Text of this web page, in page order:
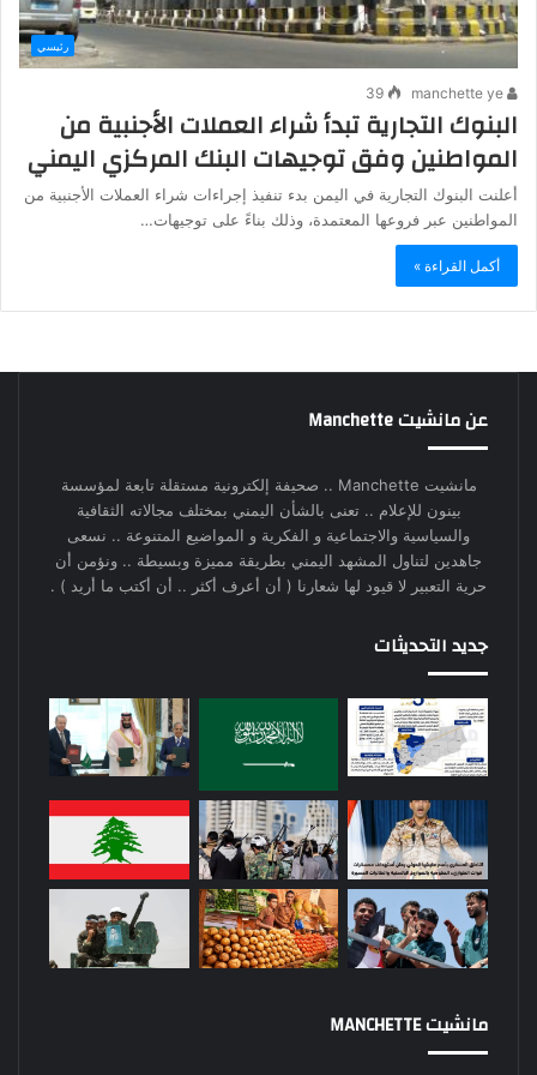
رئيسي
39
البنوك التجارية تبدأ شراء العملات الأجنبية من
المواطنين وفق توجيهات البنك المركزي اليمني
أعلنت البنوك التجارية في اليمن بدء تنفيذ إجراءات شراء العملات الأجنبية من
المواطنين عبر فروعها المعتمدة، وذلك بناءً على توجيهات…
أكمل القراءة »
عن مانشيت Manchette
مانشيت Manchette .. صحيفة إلكترونية مستقلة تابعة لمؤسسة
بينون للإعلام .. تعنى بالشأن اليمني بمختلف مجالاته الثقافية
والسياسية والاجتماعية و الفكرية و المواضيع المتنوعة .. نسعى
جاهدين لتناول المشهد اليمني بطريقة مميزة وبسيطة .. ونؤمن أن
حرية التعبير لا قيود لها شعارنا ( أن أعرف أكثر .. أن أكتب ما أريد ) .
جديد التحديثات
مانشيت MANCHETTE